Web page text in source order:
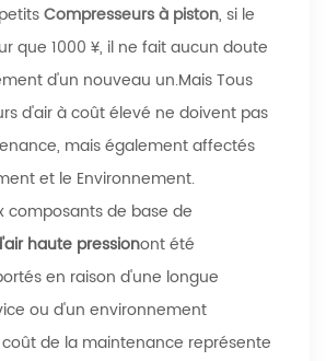
Compresseurs à piston, si le
que 1000 ¥, il ne fait aucun doute
d'un nouveau un.Mais Tous
d'air à coût élevé ne doivent pas
mais également affectés
et le Environnement.
composants de base de
haute pressionont été
en raison d'une longue
ou d'un environnement
de la maintenance représente